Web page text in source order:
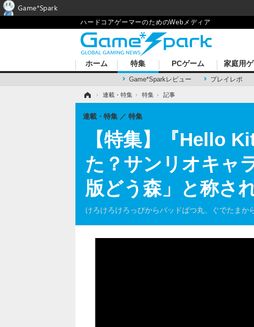
ハードコアゲーマーのためのWebメディア
ホーム 特集
Game*Sparkレビュー プレイレポ
PCゲーム 家庭用
› 連載・特集 › 特集 › 記事
【特集】『Hello
た？サンリオキャ
版どう森」と称さ
けろけろけろっぴからバッドばつ丸、ぐでたまか
連載・特集 特集
Game*Spark